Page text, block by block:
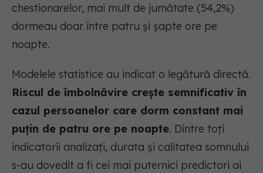
chestionarelor, mai mult de jumătate (54,2%)
dormeau doar între patru și șapte ore pe
noapte.
Modelele statistice au indicat o legătură directă.
Riscul de îmbolnăvire crește semnificativ în
cazul persoanelor care dorm constant mai
puțin de patru ore pe noapte. Dintre toți
indicatorii analizați, durata și calitatea somnului
s-au dovedit a fi cei mai puternici predictori ai